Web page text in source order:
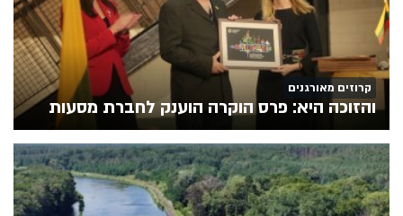
קרוזים מאורגנים
והזוכה היא: פרס הוקרה הוענק לחברת מסעות